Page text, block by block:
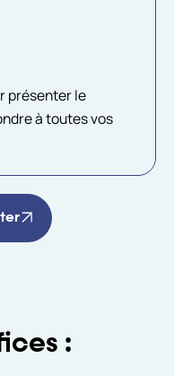
présenter le
à toutes vos
: